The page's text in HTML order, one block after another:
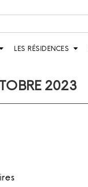
LES RÉSIDENCES
2023